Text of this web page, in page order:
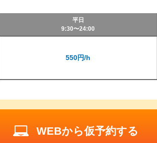
平日
9:30〜24:00
550円/h
WEBから仮予約する